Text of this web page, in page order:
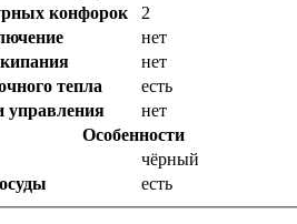
конфорок
2
нет
нет
тепла
есть
управления
нет
Особенности
чёрный
есть